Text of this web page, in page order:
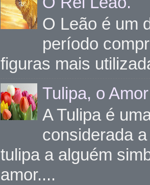
O Leão é um
período
figuras mais
Tulipa, o
A Tulipa é
considerada
tulipa a alguém
amor....